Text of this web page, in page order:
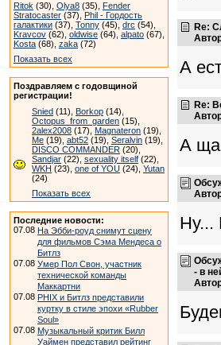
Ritok (30), Olya8 (35), Fender
Stratocaster (37), Phil - Гордость
галактики (37), Tonny (45), drc (54),
Kravcov (62), oldwise (64), alpato (67),
Kosta (68), zaka (72)
Показать всех
Поздравляем с годовщиной
регистрации!
Snied (11), Borkop (14),
Octopus_from_garden (15),
2alex2008 (17), Magnateron (19),
Me (19), abt52 (19), Seralvin (19),
DISCO COMMANDER (20),
Sandjar (22), sexuality itself (22),
WKH (23), one of YOU (24), Yutan
(24)
Показать всех
Последние новости:
07.08 На Эбби-роуд снимут сцену
для фильмов Сэма Мендеса о
Битлз
07.08 Умер Пол Свон, участник
технической команды
Маккартни
07.08 PHIX и Битлз представили
куртку в стиле эпохи «Rubber
Soul»
07.08 Музыкальный критик Билл
Уаймен представил рейтинг
Re:
А
Re:
А ща
Ну...
- в